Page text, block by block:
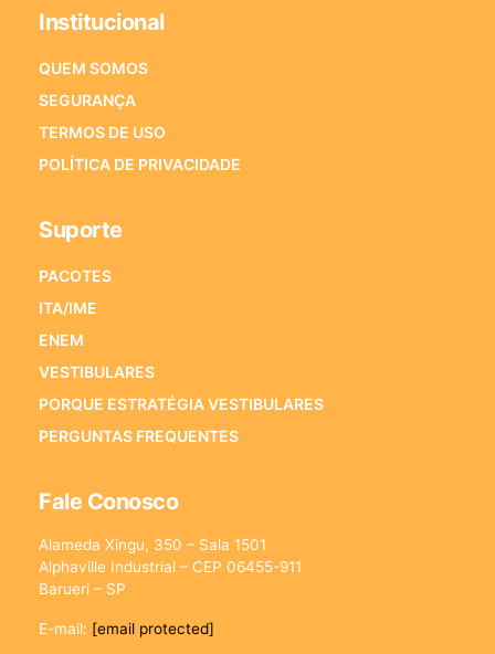
Institucional
QUEM SOMOS
SEGURANÇA
TERMOS DE USO
POLÍTICA DE PRIVACIDADE
Suporte
PACOTES
ITA/IME
ENEM
VESTIBULARES
PORQUE ESTRATÉGIA VESTIBULARES
PERGUNTAS FREQUENTES
Fale Conosco
Alameda Xingu, 350 – Sala 1501
Alphaville Industrial – CEP 06455-911
Barueri – SP
E-mail: [email protected]